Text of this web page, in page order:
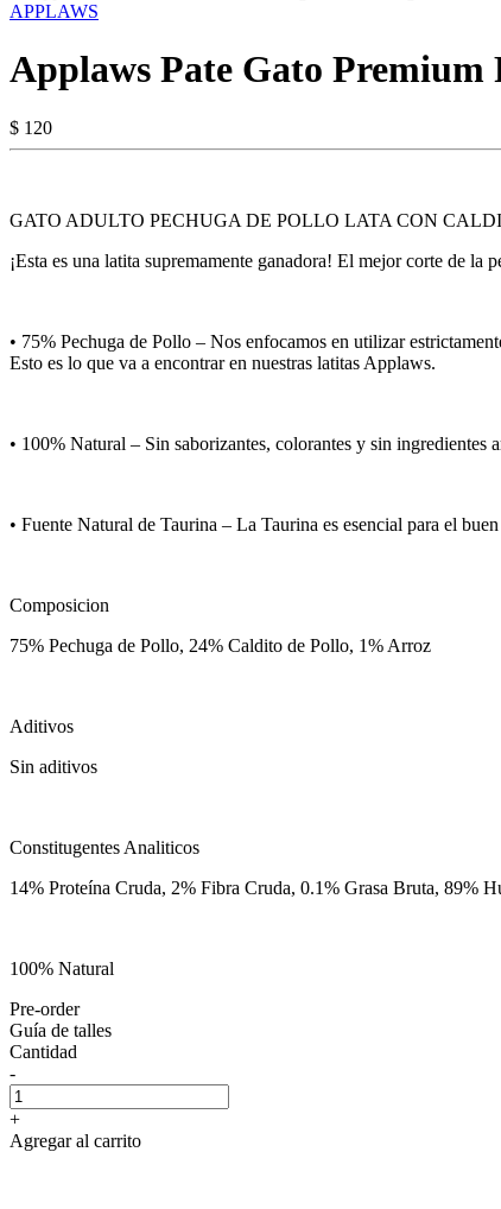
APPLAWS
Applaws Pate Gato Premium
$ 120
GATO ADULTO PECHUGA DE POLLO LATA CON
¡Esta es una latita supremamente ganadora! El mejor corte de
• 75% Pechuga de Pollo – Nos enfocamos en utilizar
Esto es lo que va a encontrar en nuestras latitas Applaws.
• 100% Natural – Sin saborizantes, colorantes y sin ingredientes
• Fuente Natural de Taurina – La Taurina es esencial para el
Composicion
75% Pechuga de Pollo, 24% Caldito de Pollo, 1% Arroz
Aditivos
Sin aditivos
Constitugentes Analiticos
14% Proteína Cruda, 2% Fibra Cruda, 0.1% Grasa Bruta, 89%
100% Natural
Pre-order
Guía de talles
Cantidad
-
+
Agregar al carrito